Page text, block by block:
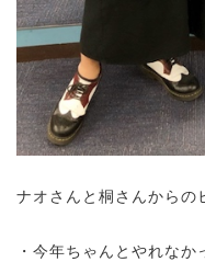
ナオさんと桐さんからの
・今年ちゃんとやれな